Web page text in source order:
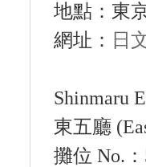
地點：東
網址： 日
Shinmaru
東五廳
攤位 No.